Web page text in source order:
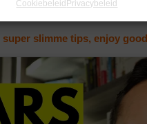
Cookiebeleid Privacybeleid
slimme tips, enjoy